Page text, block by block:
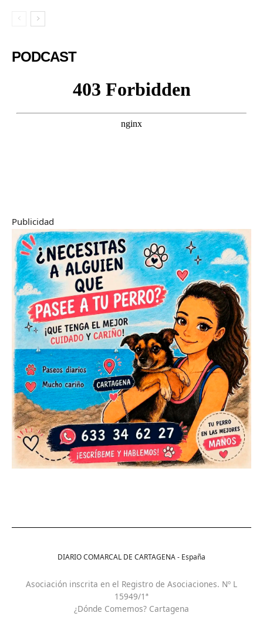
PODCAST
Publicidad
DIARIO COMARCAL DE CARTAGENA - España
Asociación inscrita en el Registro de Asociaciones. Nº L
15949/1ª
¿Dónde Comemos? Cartagena